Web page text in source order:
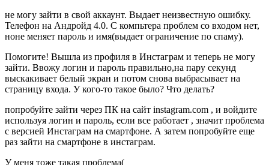
не могу зайти в свой аккаунт. Выдает неизвестную ошибку.
Телефон на Андройд 4.0. С компьтера проблем со входом нет,
ноне меняет пароль и имя(выдает ограничение по спаму).
Помогите! Вышла из профиля в Инстаграм и теперь не могу
зайти. Ввожу логин и пароль правильно,на пару секунд
выскакивает белый экран и потом снова выбрасывает на
страницу входа. У кого-то такое было? Что делать?
попробуйте зайти через ПК на сайт instagram.com , и войдите
используя логин и пароль, если все работает , значит проблема
с версией Инстаграм на смартфоне. А затем попробуйте еще
раз зайти на смартфоне в инстаграм.
У меня тоже такая проблема(